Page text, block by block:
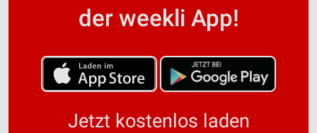
der weekli App!
Jetzt kostenlos laden